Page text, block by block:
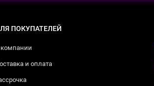
ПОКУПАТЕЛЕЙ
и оплата